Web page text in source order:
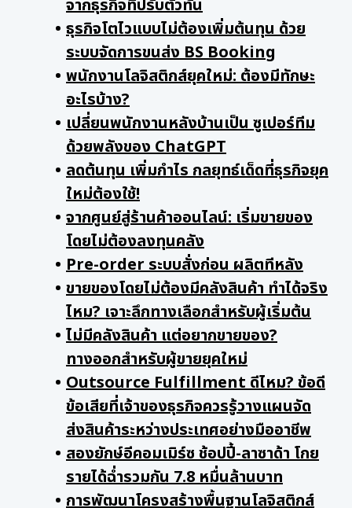
จากธุรกิจที่ปรับตัวทัน
ธุรกิจโตไวแบบไม่ต้องเพิ่มต้นทุน ด้วย
ระบบจัดการขนส่ง BS Booking
พนักงานโลจิสติกส์ยุคใหม่: ต้องมีทักษะ
อะไรบ้าง?
เปลี่ยนพนักงานหลังบ้านเป็น ซูเปอร์ทีม
ด้วยพลังของ ChatGPT
ลดต้นทุน เพิ่มกำไร กลยุทธ์เด็ดที่ธุรกิจยุค
ใหม่ต้องใช้!
จากศูนย์สู่ร้านค้าออนไลน์: เริ่มขายของ
โดยไม่ต้องลงทุนคลัง
Pre-order ระบบสั่งก่อน ผลิตทีหลัง
ขายของโดยไม่ต้องมีคลังสินค้า ทำได้จริง
ไหม? เจาะลึกทางเลือกสำหรับผู้เริ่มต้น
ไม่มีคลังสินค้า แต่อยากขายของ?
ทางออกสำหรับผู้ขายยุคใหม่
Outsource Fulfillment ดีไหม? ข้อดี
ข้อเสียที่เจ้าของธุรกิจควรรู้วางแผนจัด
ส่งสินค้าระหว่างประเทศอย่างมืออาชีพ
สองยักษ์อีคอมเมิร์ซ ช้อปปี้-ลาซาด้า โกย
รายได้ฉ่ำรวมกัน 7.8 หมื่นล้านบาท
การพัฒนาโครงสร้างพื้นฐานโลจิสติกส์